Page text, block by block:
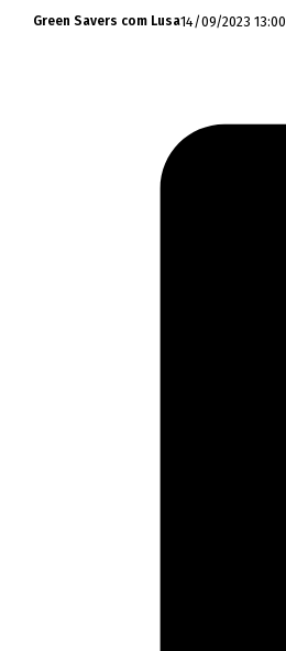
Green Savers com Lusa14/09/2023 13:00